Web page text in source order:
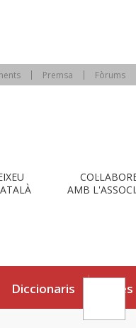
Premsa Fòrums
AMB
Diccionaris Eines